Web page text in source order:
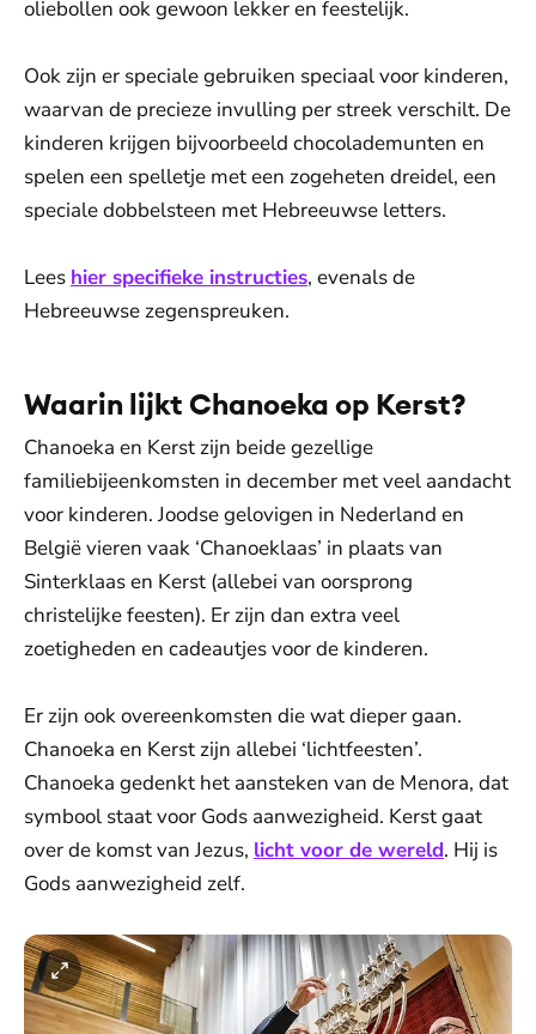
oliebollen ook gewoon lekker en feestelijk.
Ook zijn er speciale gebruiken speciaal voor kinderen,
waarvan de precieze invulling per streek verschilt. De
kinderen krijgen bijvoorbeeld chocolademunten en
spelen een spelletje met een zogeheten dreidel, een
speciale dobbelsteen met Hebreeuwse letters.
Lees hier specifieke instructies, evenals de
Hebreeuwse zegenspreuken.
Waarin lijkt Chanoeka op Kerst?
Chanoeka en Kerst zijn beide gezellige
familiebijeenkomsten in december met veel aandacht
voor kinderen. Joodse gelovigen in Nederland en
België vieren vaak ‘Chanoeklaas’ in plaats van
Sinterklaas en Kerst (allebei van oorsprong
christelijke feesten). Er zijn dan extra veel
zoetigheden en cadeautjes voor de kinderen.
Er zijn ook overeenkomsten die wat dieper gaan.
Chanoeka en Kerst zijn allebei ‘lichtfeesten’.
Chanoeka gedenkt het aansteken van de Menora, dat
symbool staat voor Gods aanwezigheid. Kerst gaat
over de komst van Jezus, licht voor de wereld. Hij is
Gods aanwezigheid zelf.